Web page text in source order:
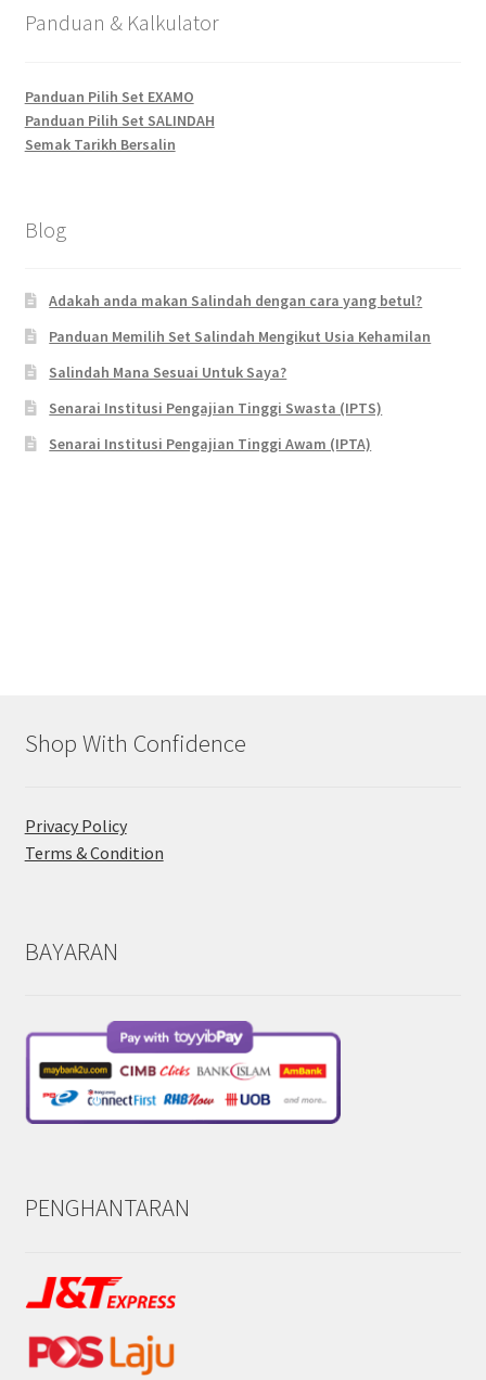
Panduan & Kalkulator
Panduan Pilih Set EXAMO
Panduan Pilih Set SALINDAH
Semak Tarikh Bersalin
Blog
Adakah anda makan Salindah dengan cara yang betul?
Panduan Memilih Set Salindah Mengikut Usia Kehamilan
Salindah Mana Sesuai Untuk Saya?
Senarai Institusi Pengajian Tinggi Swasta (IPTS)
Senarai Institusi Pengajian Tinggi Awam (IPTA)
Shop With Confidence
Privacy Policy
Terms & Condition
BAYARAN
PENGHANTARAN